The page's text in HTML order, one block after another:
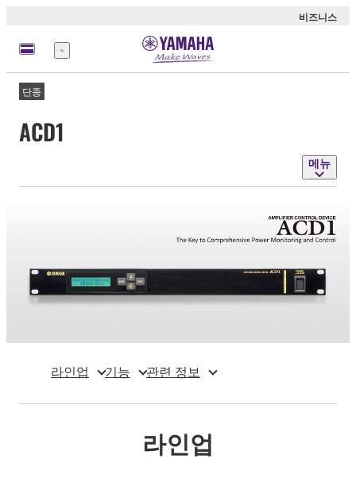
비즈니스
메
뉴
단종
ACD1
메뉴
라인업 기능 관련 정보
라인업